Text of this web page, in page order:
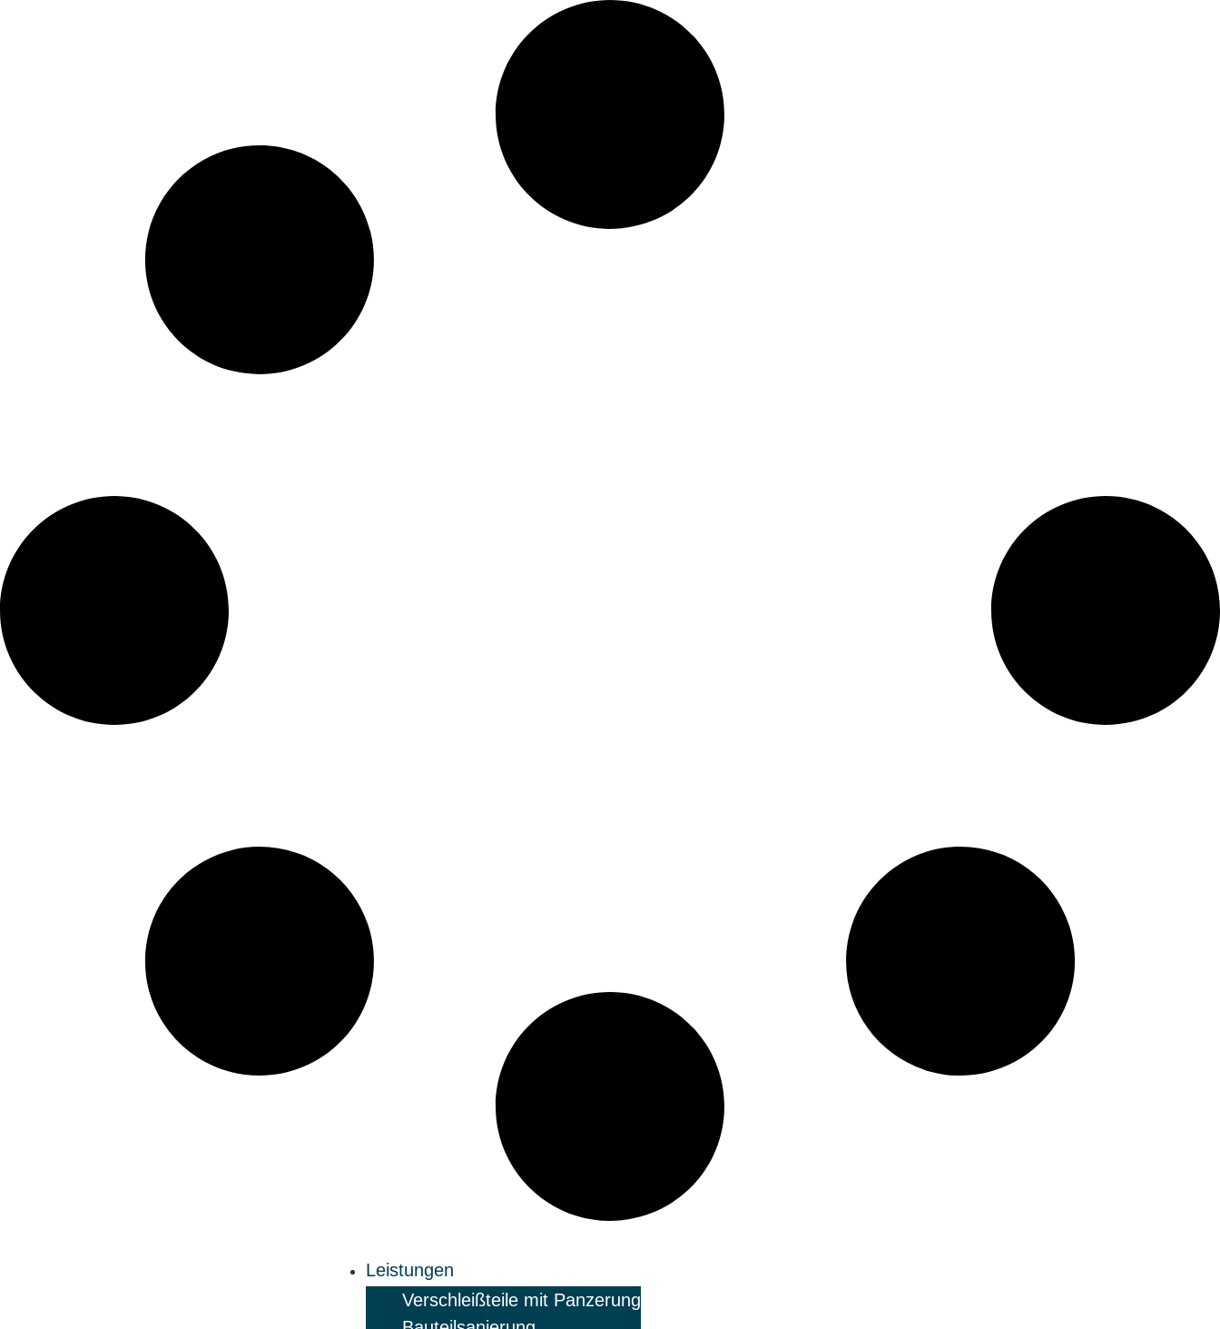
Leistungen
Verschleißteile mit Panzerung